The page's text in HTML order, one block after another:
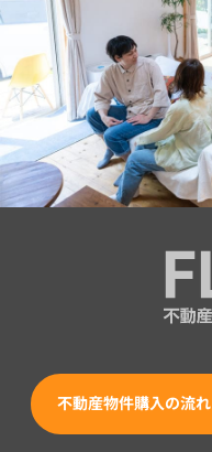
不動産物件購入の流れ